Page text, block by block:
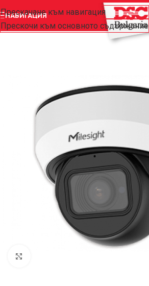
Прескачане към навигация
Прескочи към основното съдържание
НАВИГАЦИЯ